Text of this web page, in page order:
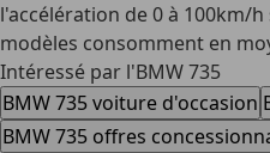
l'accélération de 0 à 100km/
modèles consomment en
Intéressé par l'BMW 735
BMW 735 voiture d'occasion
BMW 735 offres